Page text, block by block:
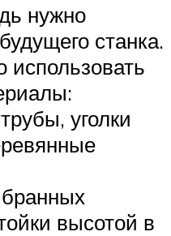
нужно
станка.
использовать
уголки
высотой в